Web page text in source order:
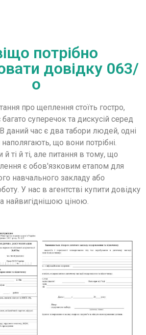
потрібно
довідку 063/
о
про щеплення стоїть гостро,
суперечок та дискусій серед
В даний час є два табори людей, одні
що вони потрібні.
ті й ті, але питання в тому, що
є обов'язковим етапом для
навчального закладу або
У нас в агентстві купити довідку
найвигіднішою ціною.